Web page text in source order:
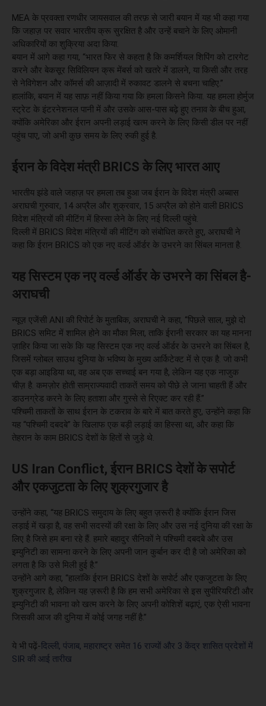
MEA के प्रवक्ता रणधीर जायसवाल की तरफ़ से जारी बयान में यह भी कहा गया
कि जहाज़ पर सवार भारतीय क्रू सुरक्षित है और उन्हें बचाने के लिए ओमानी
अधिकारियों का शुक्रिया अदा किया.
बयान में आगे कहा गया, “भारत फिर से कहता है कि कमर्शियल शिपिंग को टारगेट
करने और बेकसूर सिविलियन क्रू मेंबर्स को खतरे में डालने, या किसी और तरह
से नेविगेशन और कॉमर्स की आज़ादी में रुकावट डालने से बचना चाहिए.”
हालांकि, बयान में यह साफ़ नहीं किया गया कि हमला किसने किया. यह हमला होर्मुज
स्ट्रेट के इंटरनेशनल पानी में और उसके आस-पास बढ़े हुए तनाव के बीच हुआ,
क्योंकि अमेरिका और ईरान अपनी लड़ाई खत्म करने के लिए किसी डील पर नहीं
पहुंच पाए, जो अभी कुछ समय के लिए रुकी हुई है.
ईरान के विदेश मंत्री BRICS के लिए भारत आए
भारतीय झंडे वाले जहाज़ पर हमला तब हुआ जब ईरान के विदेश मंत्री अब्बास
अराघची गुरुवार, 14 अप्रैल और शुक्रवार, 15 अप्रैल को होने वाली BRICS
विदेश मंत्रियों की मीटिंग में हिस्सा लेने के लिए नई दिल्ली पहुंचे.
दिल्ली में BRICS विदेश मंत्रियों की मीटिंग को संबोधित करते हुए, अराघची ने
कहा कि ईरान BRICS को एक नए वर्ल्ड ऑर्डर के उभरने का सिंबल मानता है.
यह सिस्टम एक नए वर्ल्ड ऑर्डर के उभरने का सिंबल है-
अराघची
न्यूज़ एजेंसी ANI की रिपोर्ट के मुताबिक, अराघची ने कहा, “पिछले साल, मुझे दो
BRICS समिट में शामिल होने का मौका मिला, ताकि ईरानी सरकार का यह मानना
ज़ाहिर किया जा सके कि यह सिस्टम एक नए वर्ल्ड ऑर्डर के उभरने का सिंबल है,
जिसमें ग्लोबल साउथ दुनिया के भविष्य के मुख्य आर्किटेक्ट में से एक है. जो कभी
एक बड़ा आइडिया था, वह अब एक सच्चाई बन गया है, लेकिन यह एक नाजुक
चीज़ है. कमज़ोर होती साम्राज्यवादी ताकतें समय को पीछे ले जाना चाहती हैं और
डाउनग्रेड करने के लिए हताशा और गुस्से से रिएक्ट कर रही हैं.”
पश्चिमी ताकतों के साथ ईरान के टकराव के बारे में बात करते हुए, उन्होंने कहा कि
यह “पश्चिमी दबदबे” के खिलाफ एक बड़ी लड़ाई का हिस्सा था, और कहा कि
तेहरान के काम BRICS देशों के हितों से जुड़े थे.
US Iran Conflict, ईरान BRICS देशों के सपोर्ट
और एकजुटता के लिए शुक्रगुजार है
उन्होंने कहा, “यह BRICS समुदाय के लिए बहुत ज़रूरी है क्योंकि ईरान जिस
लड़ाई में खड़ा है, वह सभी सदस्यों की रक्षा के लिए और उस नई दुनिया की रक्षा के
लिए है जिसे हम बना रहे हैं. हमारे बहादुर सैनिकों ने पश्चिमी दबदबे और उस
इम्युनिटी का सामना करने के लिए अपनी जान कुर्बान कर दी है जो अमेरिका को
लगता है कि उसे मिली हुई है.”
उन्होंने आगे कहा, “हालांकि ईरान BRICS देशों के सपोर्ट और एकजुटता के लिए
शुक्रगुजार है, लेकिन यह ज़रूरी है कि हम सभी अमेरिका से इस सुपीरियरिटी और
इम्युनिटी की भावना को खत्म करने के लिए अपनी कोशिशें बढ़ाएं, एक ऐसी भावना
जिसकी आज की दुनिया में कोई जगह नहीं है.”
ये भी पढ़ें-दिल्ली, पंजाब, महाराष्ट्र समेत 16 राज्यों और 3 केंद्र शासित प्रदेशों में
SIR की आई तारीख